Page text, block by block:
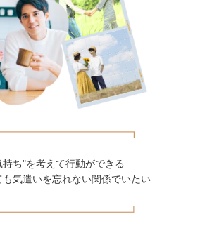
ち"を考えて行動ができる
気遣いを忘れない関係でいたい